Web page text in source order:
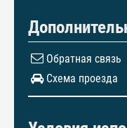
Обратная связь
Схема проезда